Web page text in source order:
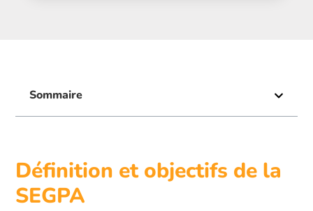
Sommaire
Définition et objectifs de la
SEGPA